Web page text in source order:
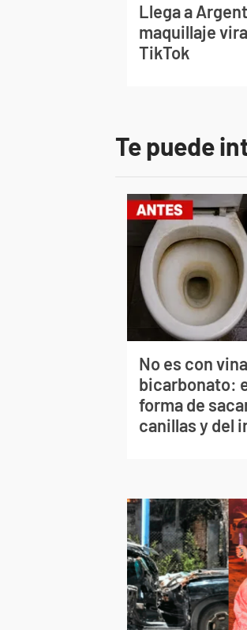
Llega a
maquillaje
TikTok
Te puede
No es con
bicarbonato:
forma de
canillas y del